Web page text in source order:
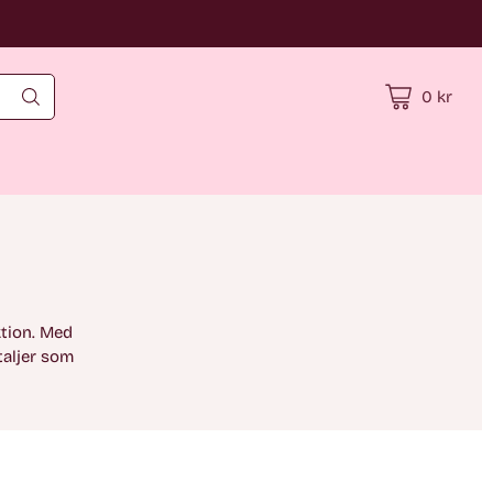
0 kr
Med
som